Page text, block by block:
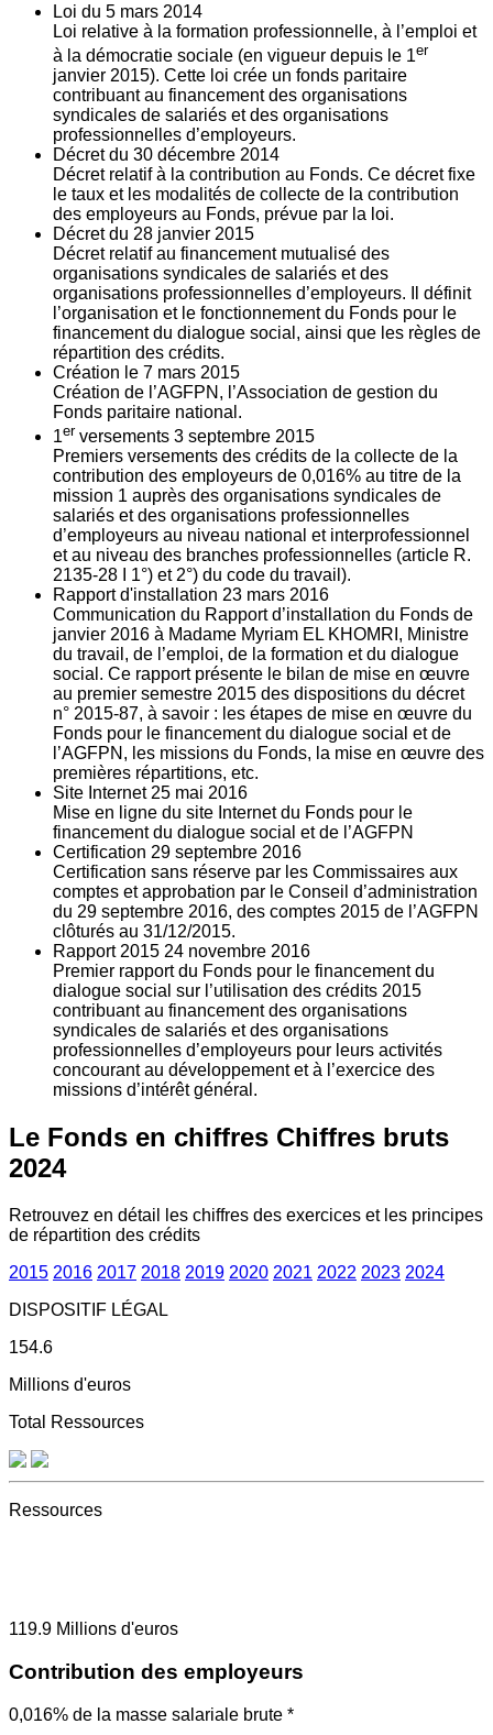
Loi du 5 mars 2014
Loi relative à la formation professionnelle, à l’emploi et
à la démocratie sociale (en vigueur depuis le 1er
janvier 2015). Cette loi crée un fonds paritaire
contribuant au financement des organisations
syndicales de salariés et des organisations
professionnelles d’employeurs.
Décret du 30 décembre 2014
Décret relatif à la contribution au Fonds. Ce décret fixe
le taux et les modalités de collecte de la contribution
des employeurs au Fonds, prévue par la loi.
Décret du 28 janvier 2015
Décret relatif au financement mutualisé des
organisations syndicales de salariés et des
organisations professionnelles d’employeurs. Il définit
l’organisation et le fonctionnement du Fonds pour le
financement du dialogue social, ainsi que les règles de
répartition des crédits.
Création le 7 mars 2015
Création de l’AGFPN, l’Association de gestion du
Fonds paritaire national.
1er versements 3 septembre 2015
Premiers versements des crédits de la collecte de la
contribution des employeurs de 0,016% au titre de la
mission 1 auprès des organisations syndicales de
salariés et des organisations professionnelles
d’employeurs au niveau national et interprofessionnel
et au niveau des branches professionnelles (article R.
2135‐28 I 1°) et 2°) du code du travail).
Rapport d'installation 23 mars 2016
Communication du Rapport d’installation du Fonds de
janvier 2016 à Madame Myriam EL KHOMRI, Ministre
du travail, de l’emploi, de la formation et du dialogue
social. Ce rapport présente le bilan de mise en œuvre
au premier semestre 2015 des dispositions du décret
n° 2015-87, à savoir : les étapes de mise en œuvre du
Fonds pour le financement du dialogue social et de
l’AGFPN, les missions du Fonds, la mise en œuvre des
premières répartitions, etc.
Site Internet 25 mai 2016
Mise en ligne du site Internet du Fonds pour le
financement du dialogue social et de l’AGFPN
Certification 29 septembre 2016
Certification sans réserve par les Commissaires aux
comptes et approbation par le Conseil d’administration
du 29 septembre 2016, des comptes 2015 de l’AGFPN
clôturés au 31/12/2015.
Rapport 2015 24 novembre 2016
Premier rapport du Fonds pour le financement du
dialogue social sur l’utilisation des crédits 2015
contribuant au financement des organisations
syndicales de salariés et des organisations
professionnelles d’employeurs pour leurs activités
concourant au développement et à l’exercice des
missions d’intérêt général.
Le Fonds en chiffres Chiffres bruts
2024
Retrouvez en détail les chiffres des exercices et les principes
de répartition des crédits
2015 2016 2017 2018 2019 2020 2021 2022 2023 2024
DISPOSITIF LÉGAL
154.6
Millions d'euros
Total Ressources
Ressources
119.9 Millions d'euros
Contribution des employeurs
0,016% de la masse salariale brute *